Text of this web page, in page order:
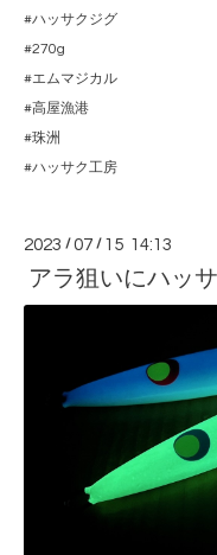
#ハッサクジグ
#270g
#エムマジカル
#高屋漁港
#珠洲
#ハッサク工房
2023 /07 / 15 14:13
アラ狙いにハッ